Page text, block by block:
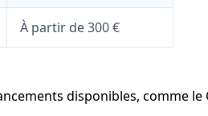
À partir de 300 €
disponibles, comme le